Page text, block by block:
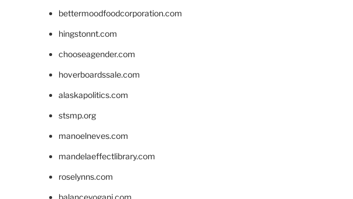
bettermoodfoodcorporation.com
hingstonnt.com
chooseagender.com
hoverboardssale.com
alaskapolitics.com
stsmp.org
manoelneves.com
mandelaeffectlibrary.com
roselynns.com
balanceyoganj.com